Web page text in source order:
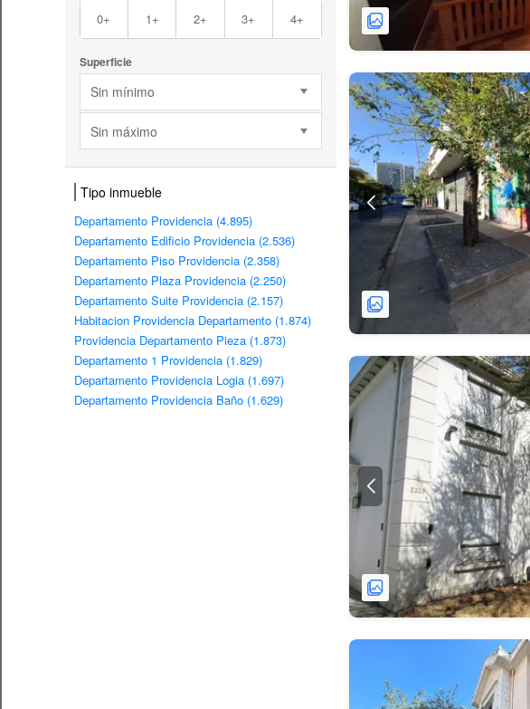
0+ 1+ 2+ 3+ 4+
Superficie
Sin mínimo
Sin máximo
Tipo inmueble
Departamento Providencia (4.895)
Departamento Edificio Providencia (2.536)
Departamento Piso Providencia (2.358)
Departamento Plaza Providencia (2.250)
Departamento Suite Providencia (2.157)
Habitacion Providencia Departamento (1.874)
Providencia Departamento Pieza (1.873)
Departamento 1 Providencia (1.829)
Departamento Providencia Logia (1.697)
Departamento Providencia Baño (1.629)